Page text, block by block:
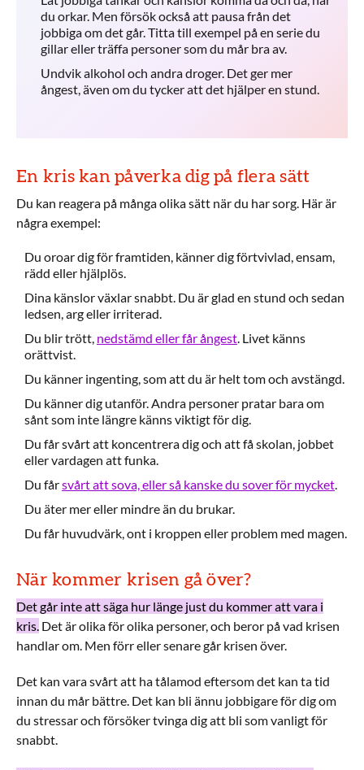
du orkar. Men försök också att pausa från det
jobbiga om det går. Titta till exempel på en serie du
gillar eller träffa personer som du mår bra av.
Undvik alkohol och andra droger. Det ger mer
ångest, även om du tycker att det hjälper en stund.
En kris kan påverka dig på flera sätt
Du kan reagera på många olika sätt när du har sorg. Här är
några exempel:
Du oroar dig för framtiden, känner dig förtvivlad, ensam,
rädd eller hjälplös.
Dina känslor växlar snabbt. Du är glad en stund och sedan
ledsen, arg eller irriterad.
Du blir trött, nedstämd eller får ångest . Livet känns
orättvist.
Du känner ingenting, som att du är helt tom och avstängd.
Du känner dig utanför. Andra personer pratar bara om
sånt som inte längre känns viktigt för dig.
Du får svårt att koncentrera dig och att få skolan, jobbet
eller vardagen att funka.
Du fårsvårt att sova, eller så kanske du sover för mycket
Du äter mer eller mindre än du brukar.
Du får huvudvärk, ont i kroppen eller problem med magen.
När kommer krisen gå över?
Det går inte att säga hur länge just du kommer att vara i
kris. Det är olika för olika personer, och beror på vad krisen
handlar om. Men förr eller senare går krisen över.
Det kan vara svårt att ha tålamod eftersom det kan ta tid
innan du mår bättre. Det kan bli ännu jobbigare för dig om
du stressar och försöker tvinga dig att bli som vanligt för
snabbt.